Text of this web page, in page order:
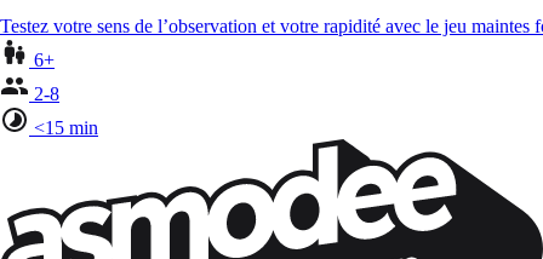
Testez votre sens de l’observation et votre rapidité avec le jeu
6+
2-8
<15 min
Restons connectés !